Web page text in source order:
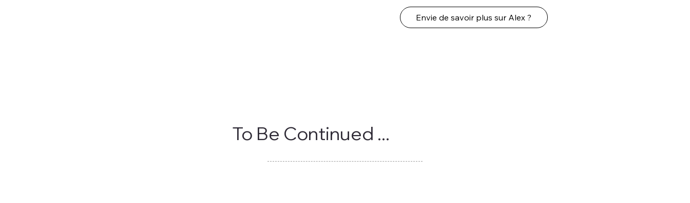
To Be Continued ...
Envie de savoir plus sur Alex ?